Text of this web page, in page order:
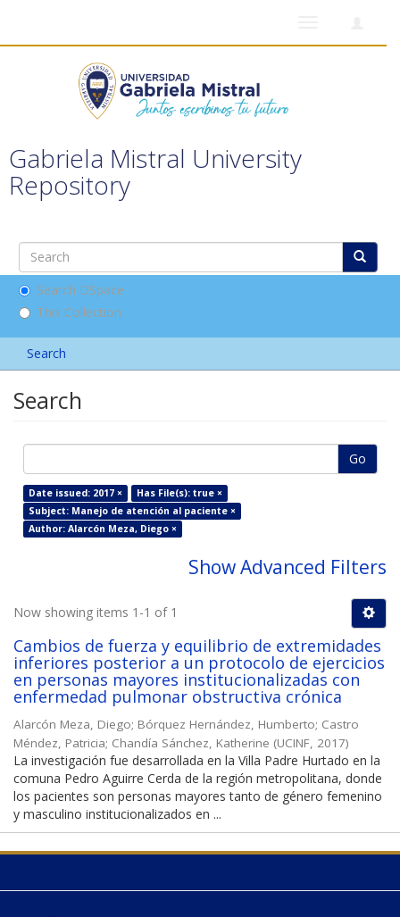
Gabriela Mistral University
Repository
Search DSpace
This Collection
Search
Search
Go
Date issued: 2017 ×
Has File(s): true ×
Subject: Manejo de atención al paciente ×
Author: Alarcón Meza, Diego ×
Show Advanced Filters
Now showing items 1-1 of 1
Cambios de fuerza y equilibrio de extremidades
inferiores posterior a un protocolo de ejercicios
en personas mayores institucionalizadas con
enfermedad pulmonar obstructiva crónica
Alarcón Meza, Diego; Bórquez Hernández, Humberto; Castro
Méndez, Patricia; Chandía Sánchez, Katherine (UCINF, 2017)
La investigación fue desarrollada en la Villa Padre Hurtado en la
comuna Pedro Aguirre Cerda de la región metropolitana, donde
los pacientes son personas mayores tanto de género femenino
y masculino institucionalizados en ...